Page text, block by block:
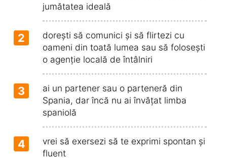
jumătatea ideală
2
dorești să comunici și să flirtezi cu
oameni din toată lumea sau să folosești
o agenție locală de întâlniri
3
ai un partener sau o parteneră din
Spania, dar încă nu ai învățat limba
spaniolă
4
vrei să exersezi să te exprimi spontan și
fluent